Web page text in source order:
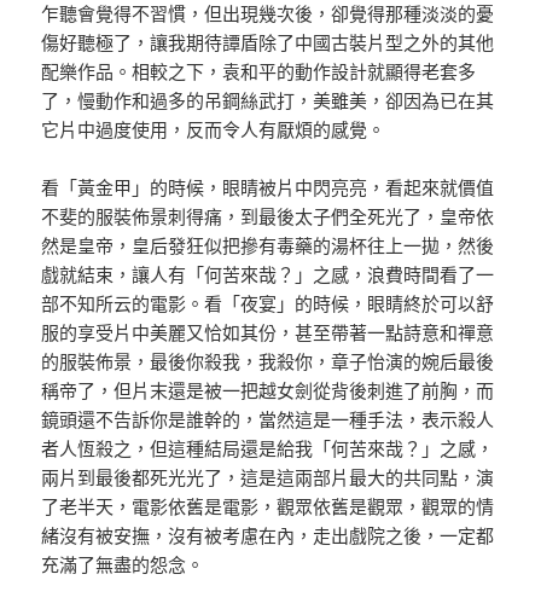
乍聽會覺得不習慣，但出現幾次後，卻覺得那種淡淡的憂
傷好聽極了，讓我期待譚盾除了中國古裝片型之外的其他
配樂作品。相較之下，袁和平的動作設計就顯得老套多
了，慢動作和過多的吊鋼絲武打，美雖美，卻因為已在其
它片中過度使用，反而令人有厭煩的感覺。
看「黃金甲」的時候，眼睛被片中閃亮亮，看起來就價值
不斐的服裝佈景刺得痛，到最後太子們全死光了，皇帝依
然是皇帝，皇后發狂似把摻有毒藥的湯杯往上一拋，然後
戲就結束，讓人有「何苦來哉？」之感，浪費時間看了一
部不知所云的電影。看「夜宴」的時候，眼睛終於可以舒
服的享受片中美麗又恰如其份，甚至帶著一點詩意和禪意
的服裝佈景，最後你殺我，我殺你，章子怡演的婉后最後
稱帝了，但片末還是被一把越女劍從背後刺進了前胸，而
鏡頭還不告訴你是誰幹的，當然這是一種手法，表示殺人
者人恆殺之，但這種結局還是給我「何苦來哉？」之感，
兩片到最後都死光光了，這是這兩部片最大的共同點，演
了老半天，電影依舊是電影，觀眾依舊是觀眾，觀眾的情
緒沒有被安撫，沒有被考慮在內，走出戲院之後，一定都
充滿了無盡的怨念。